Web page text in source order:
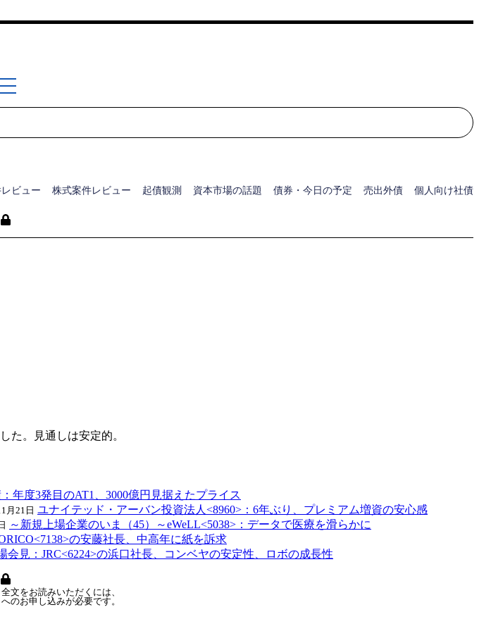
検索
ビュー 株式案件レビュー 起債観測 資本市場の話題 債券・今日の予定 売出外債 個人向け社債
た。見通しは安定的。
年度3発目のAT1、3000億円見据えたプライス
月21日 ユナイテッド・アーバン投資法人<8960>：6年ぶり、プレミアム増資の安心感
～新規上場企業のいま（45）～eWeLL<5038>：データで医療を滑らかに
の安藤社長、中高年に紙を訴求
会見：JRC<6224>の浜口社長、コンベヤの安定性、ロボの成長性
文をお読みいただくには、
のお申し込みが必要です。